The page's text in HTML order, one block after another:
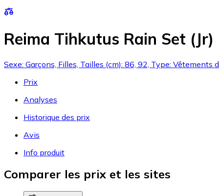
Reima Tihkutus Rain Set (Jr)
Sexe: Garçons, Filles, Tailles (cm): 86, 92, Type:
Prix
Analyses
Historique des prix
Avis
Info produit
Comparer les prix et les sites